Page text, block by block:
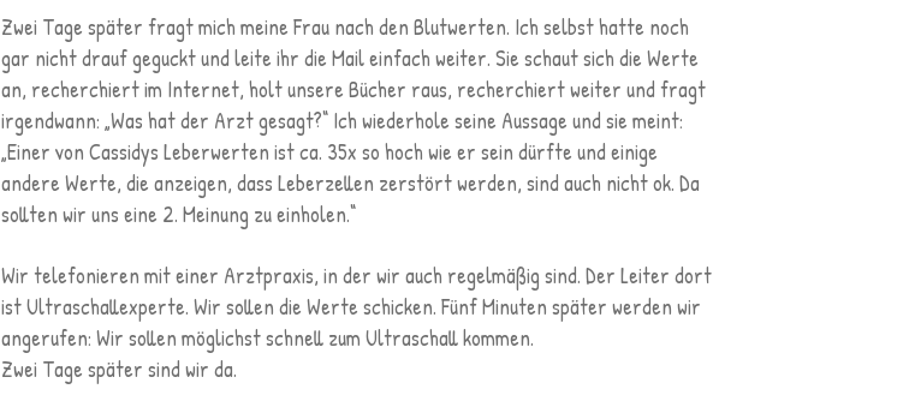
Zwei Tage später fragt mich meine Frau nach den Blutwerten. Ich selbst hatte noch
gar nicht drauf geguckt und leite ihr die Mail einfach weiter. Sie schaut sich die Werte
an, recherchiert im Internet, holt unsere Bücher raus, recherchiert weiter und fragt
irgendwann: „Was hat der Arzt gesagt?“ Ich wiederhole seine Aussage und sie meint:
„Einer von Cassidys Leberwerten ist ca. 35x so hoch wie er sein dürfte und einige
andere Werte, die anzeigen, dass Leberzellen zerstört werden, sind auch nicht ok. Da
sollten wir uns eine 2. Meinung zu einholen.“
Wir telefonieren mit einer Arztpraxis, in der wir auch regelmäßig sind. Der Leiter dort
ist Ultraschallexperte. Wir sollen die Werte schicken. Fünf Minuten später werden wir
angerufen: Wir sollen möglichst schnell zum Ultraschall kommen.
Zwei Tage später sind wir da.